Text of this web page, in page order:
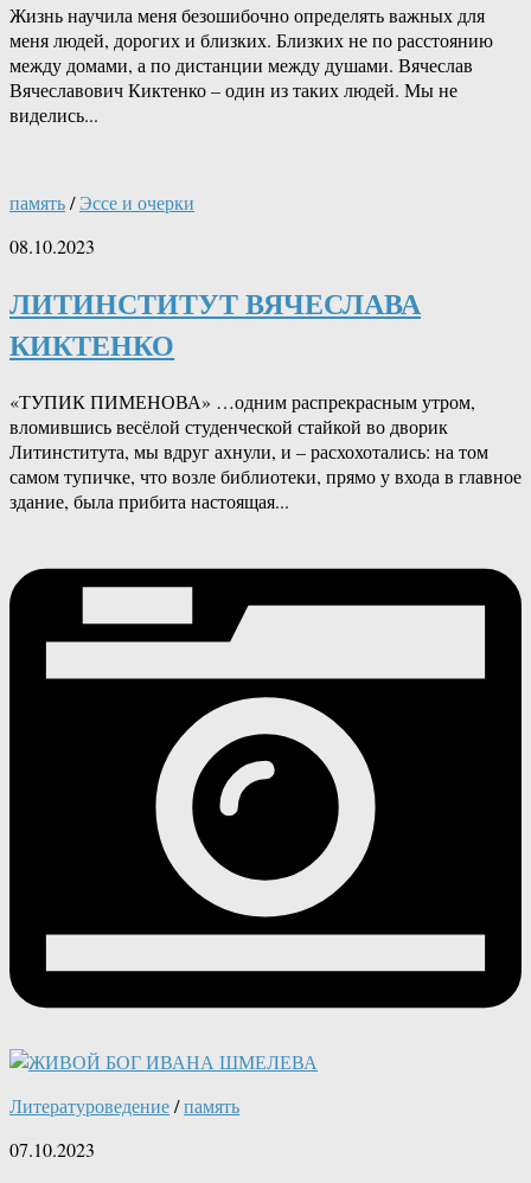
Жизнь научила меня безошибочно определять важных для
меня людей, дорогих и близких. Близких не по расстоянию
между домами, а по дистанции между душами. Вячеслав
Вячеславович Киктенко – один из таких людей. Мы не
виделись...
память/Эссе и очерки
08.10.2023
ЛИТИНСТИТУТ ВЯЧЕСЛАВА
КИКТЕНКО
«ТУПИК ПИМЕНОВА» …одним распрекрасным утром,
вломившись весёлой студенческой стайкой во дворик
Литинститута, мы вдруг ахнули, и – расхохотались: на том
самом тупичке, что возле библиотеки, прямо у входа в главное
здание, была прибита настоящая...
Литературоведение/память
07.10.2023